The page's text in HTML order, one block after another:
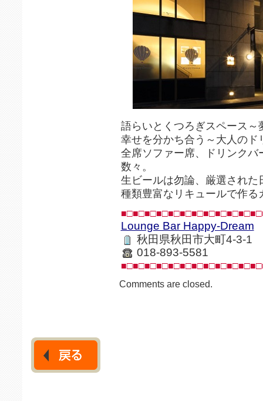
語らいとくつろぎスペース～
幸せを分かち合う～大人のド
全席ソファー席、ドリンク
数々。
生ビールは勿論、厳選され
種類豊富なリキュールで作
Lounge Bar Happy-Dream
秋田県秋田市大町4-3-1
018-893-5581
Comments are closed.